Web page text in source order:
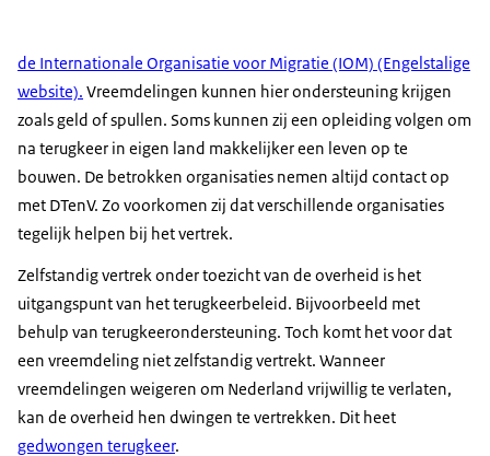
de Internationale Organisatie voor Migratie (IOM) (Engelstalige
website). Vreemdelingen kunnen hier ondersteuning krijgen
zoals geld of spullen. Soms kunnen zij een opleiding volgen om
na terugkeer in eigen land makkelijker een leven op te
bouwen. De betrokken organisaties nemen altijd contact op
met DTenV. Zo voorkomen zij dat verschillende organisaties
tegelijk helpen bij het vertrek.
Zelfstandig vertrek onder toezicht van de overheid is het
uitgangspunt van het terugkeerbeleid. Bijvoorbeeld met
behulp van terugkeerondersteuning. Toch komt het voor dat
een vreemdeling niet zelfstandig vertrekt. Wanneer
vreemdelingen weigeren om Nederland vrijwillig te verlaten,
kan de overheid hen dwingen te vertrekken. Dit heet
gedwongen terugkeer.